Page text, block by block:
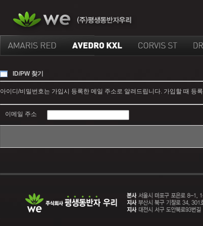
ID/PW 찾기
아이디/비밀번호는 가입시 등록한 메일 주소로 알려드립니다. 가입할 때 등
이메일 주소